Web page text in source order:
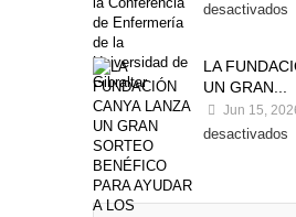
desactivados
LA
UN GRAN...
Jun 15,
desactivados